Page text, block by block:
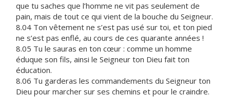
que tu saches que l’homme ne vit pas seulement de
pain, mais de tout ce qui vient de la bouche du Seigneur.
8.04 Ton vêtement ne s’est pas usé sur toi, et ton pied
ne s’est pas enflé, au cours de ces quarante années !
8.05 Tu le sauras en ton cœur : comme un homme
éduque son fils, ainsi le Seigneur ton Dieu fait ton
éducation.
8.06 Tu garderas les commandements du Seigneur ton
Dieu pour marcher sur ses chemins et pour le craindre.